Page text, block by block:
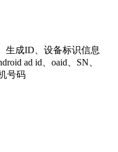
生成ID、设备标识信息
ad id、oaid、SN、
号码